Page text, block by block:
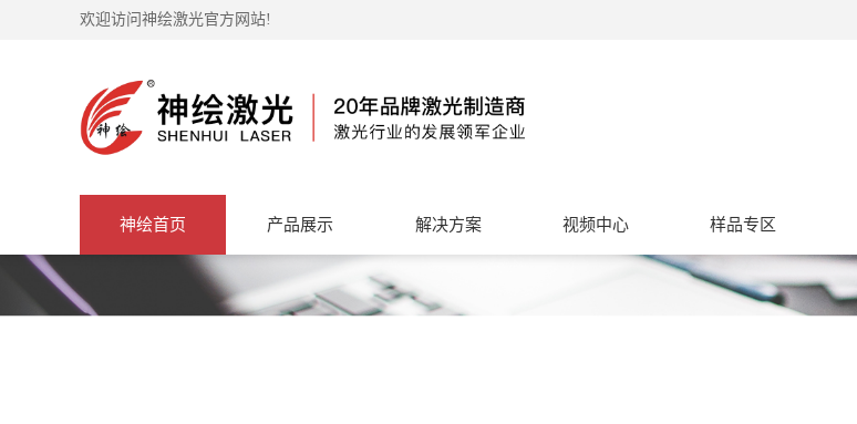
欢迎访问神绘激光官方网站!
神绘首页 产品展示 解决方案 视频中心 样品专区